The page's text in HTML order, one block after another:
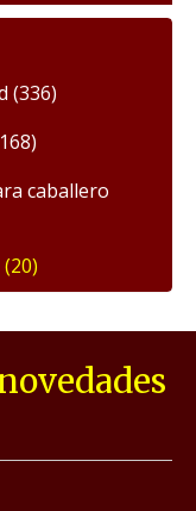
(336)
caballero
(20)